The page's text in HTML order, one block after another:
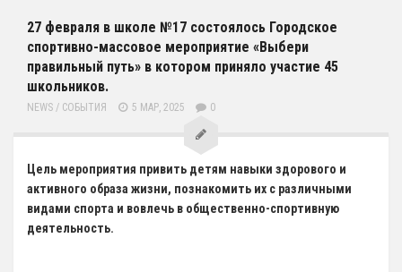
Общая Информация
Бассейн
Тарифы на услуги
Расписания работы
Плавательный Бассейн
Тренажерный Зал
Детский Бассейн
27 февраля в школе №17 состоялось Городское
спортивно-массовое мероприятие «Выбери
правильный путь» в котором приняло участие 45
школьников.
NEWS / СОБЫТИЯ 5 МАР, 2025 0
Цель мероприятия привить детям навыки здорового и
активного образа жизни, познакомить их с различными
видами спорта и вовлечь в общественно-спортивную
деятельность.